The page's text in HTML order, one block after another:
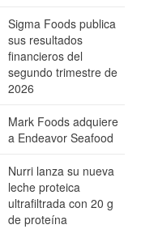
Sigma Foods publica
sus resultados
financieros del
segundo trimestre de
2026
Mark Foods adquiere
a Endeavor Seafood
Nurri lanza su nueva
leche proteica
ultrafiltrada con 20 g
de proteína